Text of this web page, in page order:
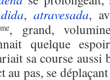
, atravesada,
, grand,
quelque
sa course
au pas, se